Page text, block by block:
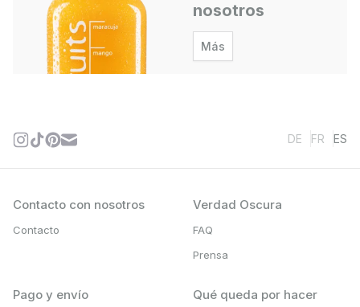
nosotros
Más
DE FR ES
Contacto con nosotros
Contacto
Verdad Oscura
FAQ
Prensa
Pago y envío Qué queda por hacer